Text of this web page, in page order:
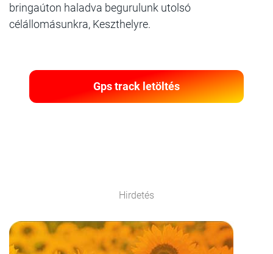
bringaúton haladva begurulunk utolsó
célállomásunkra, Keszthelyre.
Gps track letöltés
Hirdetés